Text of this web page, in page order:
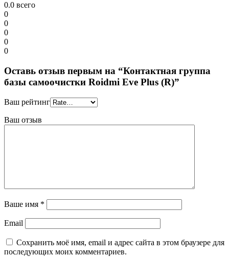
0.0 всего
0
0
0
0
0
Оставь отзыв первым на “Контактная группа
базы самоочистки Roidmi Eve Plus (R)”
Ваш рейтинг
Ваш отзыв
Ваше имя *
Email
Сохранить моё имя, email и адрес сайта в этом браузере для
последующих моих комментариев.